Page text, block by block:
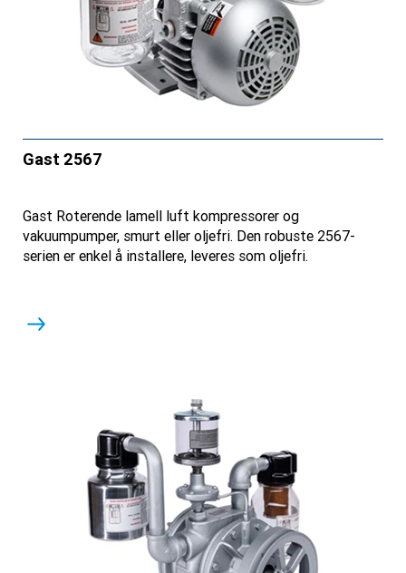
Gast 2567
Gast Roterende lamell luft kompressorer og
vakuumpumper, smurt eller oljefri. Den robuste 2567-
serien er enkel å installere, leveres som oljefri.